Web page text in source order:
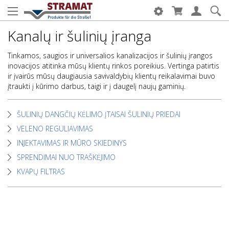
Kanalų ir šulinių įranga
Tinkamos, saugios ir universalios kanalizacijos ir šulinių įrangos
inovacijos atitinka mūsų klientų rinkos poreikius. Vertinga patirtis
ir įvairūs mūsų daugiausia savivaldybių klientų reikalavimai buvo
įtraukti į kūrimo darbus, taigi ir į daugelį naujų gaminių.
ŠULINIŲ DANGČIŲ KĖLIMO ĮTAISAI ŠULINIŲ PRIEDAI
VELENO REGULIAVIMAS
INJEKTAVIMAS IR MŪRO SKIEDINYS
SPRENDIMAI NUO TRAŠKĖJIMO
KVAPŲ FILTRAS